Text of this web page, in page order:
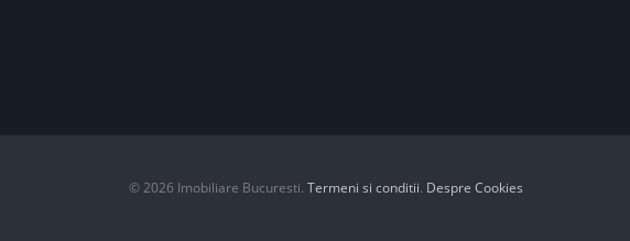
© 2026 Imobiliare Bucuresti. Termeni si conditii. Despre Cookies